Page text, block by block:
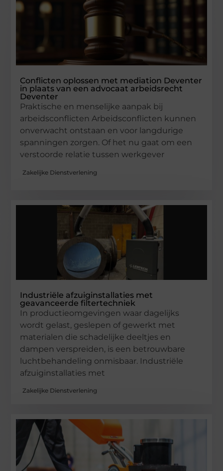
Conflicten oplossen met mediation Deventer
in plaats van een advocaat arbeidsrecht
Deventer
Praktische en menselijke aanpak bij
arbeidsconflicten Arbeidsconflicten kunnen
onverwacht ontstaan en voor langdurige
spanningen zorgen. Of het nu gaat om een
verstoorde relatie tussen werkgever
Zakelijke Dienstverlening
Industriële afzuiginstallaties met
geavanceerde filtertechniek
In productieomgevingen waar dagelijks
wordt gelast, geslepen of gewerkt met
materialen die schadelijke deeltjes en
dampen verspreiden, is een betrouwbare
luchtbehandeling onmisbaar. Industriële
afzuiginstallaties met
Zakelijke Dienstverlening